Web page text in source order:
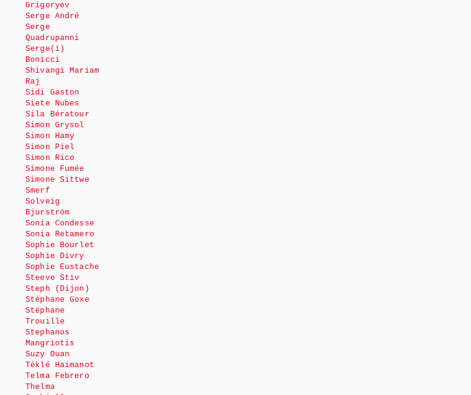
Grigoryev
Serge André
Serge
Quadrupanni
Serge(ï)
Bonicci
Shivangi Mariam
Raj
Sidi Gaston
Siete Nubes
Sila Bératour
Simon Grysol
Simon Hamy
Simon Piel
Simon Rico
Simone Fumée
Simone Sittwe
Smerf
Solveig
Bjurström
Sonia Condesse
Sonia Retamero
Sophie Bourlet
Sophie Divry
Sophie Eustache
Steeve Stiv
Steph (Dijon)
Stéphane Goxe
Stéphane
Trouille
Stephanos
Mangriotis
Suzy Ouan
Téklé Haimanot
Telma Febrero
Thelma